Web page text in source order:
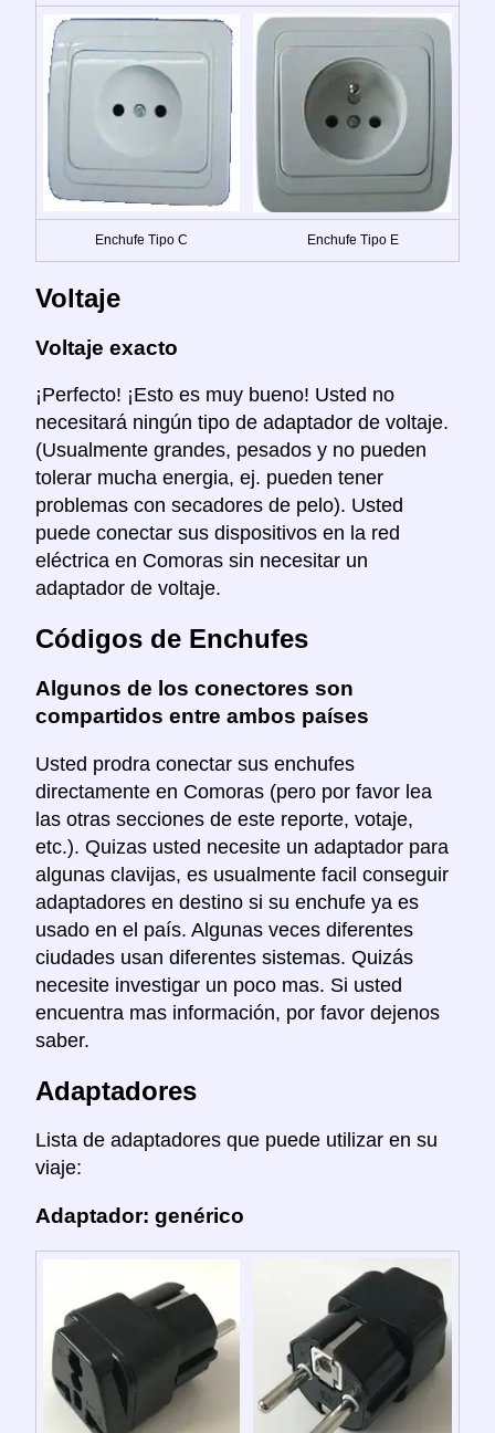
Enchufe Tipo C Enchufe Tipo E
Voltaje
Voltaje exacto
¡Perfecto! ¡Esto es muy bueno! Usted no
necesitará ningún tipo de adaptador de voltaje.
(Usualmente grandes, pesados y no pueden
tolerar mucha energia, ej. pueden tener
problemas con secadores de pelo). Usted
puede conectar sus dispositivos en la red
eléctrica en Comoras sin necesitar un
adaptador de voltaje.
Códigos de Enchufes
Algunos de los conectores son
compartidos entre ambos países
Usted prodra conectar sus enchufes
directamente en Comoras (pero por favor lea
las otras secciones de este reporte, votaje,
etc.). Quizas usted necesite un adaptador para
algunas clavijas, es usualmente facil conseguir
adaptadores en destino si su enchufe ya es
usado en el país. Algunas veces diferentes
ciudades usan diferentes sistemas. Quizás
necesite investigar un poco mas. Si usted
encuentra mas información, por favor dejenos
saber.
Adaptadores
Lista de adaptadores que puede utilizar en su
viaje:
Adaptador: genérico